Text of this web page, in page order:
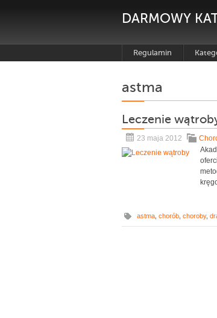
DARMOWY
Regulamin
astma
Leczenie
23 maja 2012
astma chorób choroby,